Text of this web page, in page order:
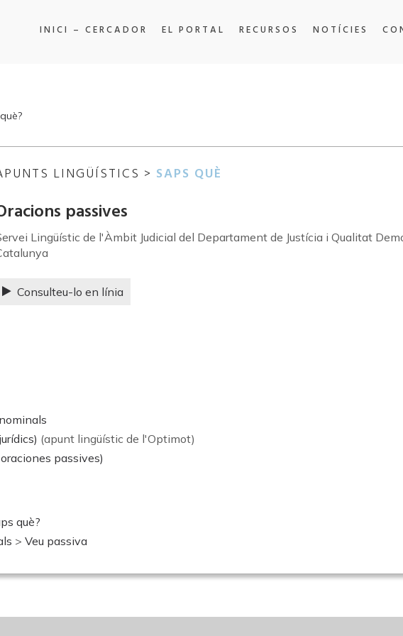
INICI – CERCADOR EL PORTAL RECURSOS NOTÍCIES
LINGÜÍSTICS > SAPS QUÈ
passives
Lingüístic de l'Àmbit Judicial del Departament de Justícia i Qualitat
Consulteu-lo en línia
(apunt lingüístic de l'Optimot)
passives)
què?
> Veu passiva